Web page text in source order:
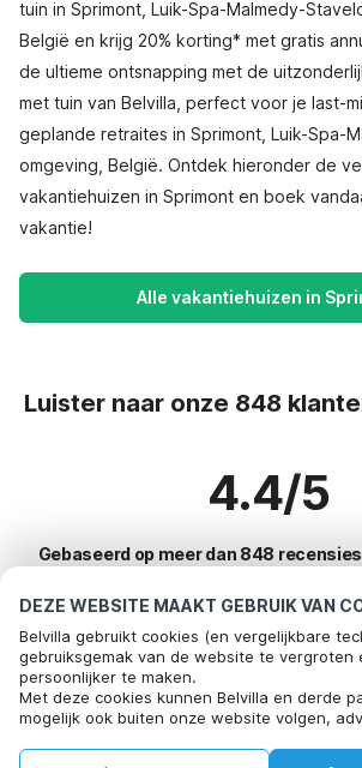
DEZE WEBSITE MAAKT GEBRUIK VAN
Belvilla gebruikt cookies (en vergelijkbare
gebruiksgemak van de website te vergroten
persoonlijker te maken.
Met deze cookies kunnen Belvilla en derde
mogelijk ook buiten onze website volgen,
social media.
tuin in Sprimont, Luik-Spa-Malmedy-
België en krijg 20% korting* met gratis
de ultieme ontsnapping met de
met tuin van Belvilla, perfect voor je last-
geplande retraites in Sprimont, Luik-Spa-
omgeving, België. Ontdek hieronder de
vakantiehuizen in Sprimont en boek
vakantie!
Alle vakantiehuizen in
Luister naar onze 848
4.4/5
Gebaseerd op meer dan 848
Meest populaire
vakantie
Top steden met top voorzieningen voor